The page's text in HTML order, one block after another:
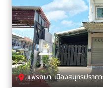
แพรกษา, เมืองสมุทรปราก